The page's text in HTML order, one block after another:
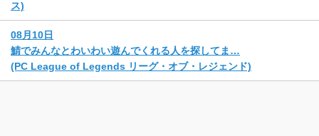
ス)
08月10日
鯖でみんなとわいわい遊んでくれる人を探してま…
(PC League of Legends リーグ・オブ・レジェンド)